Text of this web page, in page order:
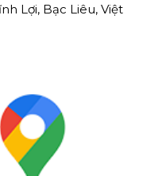
Lợi, Bạc Liêu, Việt